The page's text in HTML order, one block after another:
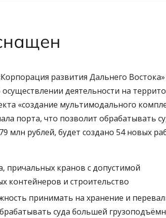
развития Дальнего Востока»
деятельности на
«создание мультимодального
порта, что позволит обрабатывать
млн рублей, будет создано 54 новых
причальных кранов с допустимой
контейнеров и строительство
принимать на хранение и
суда большей